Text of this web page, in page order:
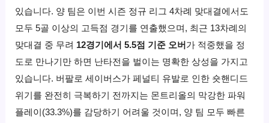
있습니다. 양 팀은 이번 시즌 정규 리그 4차례 맞대결에서도
모두 5골 이상의 고득점 경기를 연출했으며, 최근 13차례의
맞대결 중 무려 12경기에서 5.5점 기준 오버 가 적중했을 정
도로 만나기만 하면 난타전을 벌이는 명확한 상성을 가지고
있습니다. 버팔로 세이버스가 페널티 유발로 인한 숏핸디드
위기를 완전히 극복하기 전까지는 몬트리올의 막강한 파워
플레이(33.3%)를 감당하기 어려울 것이며, 양 팀 모두 빠른